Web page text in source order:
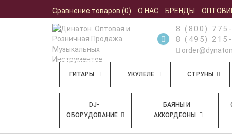
Сравнение товаров (0) О НАС БРЕНДЫ
8 (800)
8 (495)
ГИТАРЫ УКУЛЕЛЕ СТРУНЫ
DJ-
ОБОРУДОВАНИЕ
БАЯНЫ И
АККОРДЕОНЫ